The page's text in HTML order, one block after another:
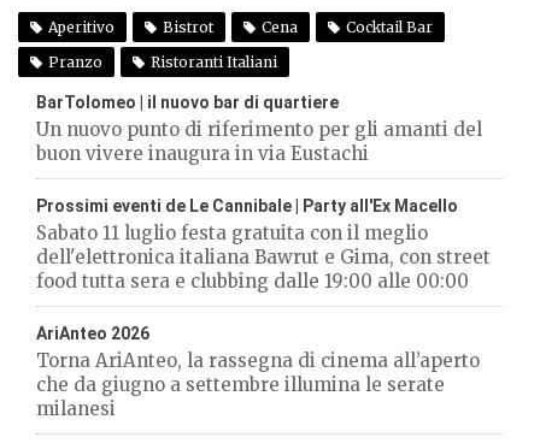
Aperitivo Bistrot Cena
Cocktail Bar
Pranzo
Ristoranti Italiani
BarTolomeo | il nuovo bar di quartiere
Un nuovo punto di riferimento per gli amanti del
buon vivere inaugura in via Eustachi
Prossimi eventi de Le Cannibale | Party all'Ex Macello
Sabato 11 luglio festa gratuita con il meglio
dell'elettronica italiana Bawrut e Gima, con street
food tutta sera e clubbing dalle 19:00 alle 00:00
AriAnteo 2026
Torna AriAnteo, la rassegna di cinema all’aperto
che da giugno a settembre illumina le serate
milanesi